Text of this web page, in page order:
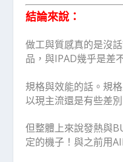
結論來說：
做工與質感真的是沒
品，與IPAD幾乎是差
規格與效能的話。規
以現主流還是有些差
但整體上來說發熱與
定的機子！與之前用